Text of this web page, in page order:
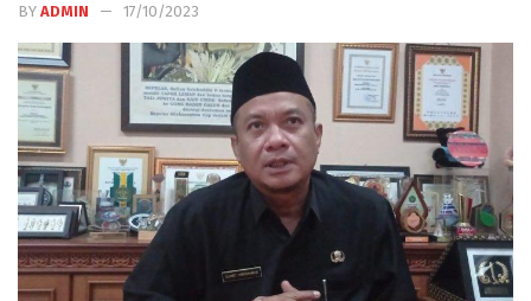
BY ADMIN 17/10/2023